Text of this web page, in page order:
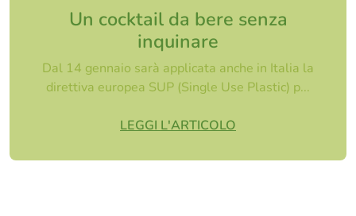
Un cocktail da bere senza
inquinare
Dal 14 gennaio sarà applicata anche in Italia la
direttiva europea SUP (Single Use Plastic) p...
LEGGI L'ARTICOLO